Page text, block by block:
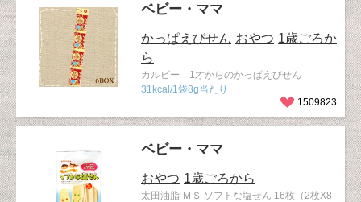
ベビー・ママ
かっぱえびせん おやつ 1歳ごろか
ら
カルビー 1才からのかっぱえびせん
31kcal/1袋8g当たり
1509823
ベビー・ママ
おやつ 1歳ごろから
太田油脂 ＭＳ ソフトな塩せん 16枚（2枚X8